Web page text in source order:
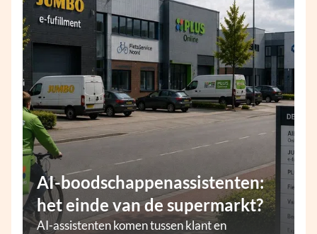
AI-boodschappenassistenten:
het einde van de supermarkt?
AI-assistenten komen tussen klant en